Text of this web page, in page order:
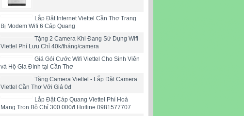
Lắp Đặt Internet Viettel Cần Thơ Trang
Bị Modem Wifi 6 Cáp Quang
Tặng 2 Camera Khi Đang Sử Dụng Wifi
Viettel Phí Lưu Chỉ 40k/tháng/camera
Giá Gói Cước Wifi Viettel Cho Sinh Viên
và Hộ Gia Đình tại Cần Thơ
Tặng Camera Viettel - Lắp Đặt Camera
Viettel Cần Thơ Với Giá 0đ
Lắp Đặt Cáp Quang Viettel Phí Hoà
Mạng Trọn Bộ Chỉ 300.000đ Hotline 0981577707